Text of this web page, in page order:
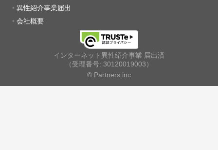
異性紹介事業届出
会社概要
インターネット異性紹介事業 届出済
（受理番号: 30120019003）
© Partners.inc